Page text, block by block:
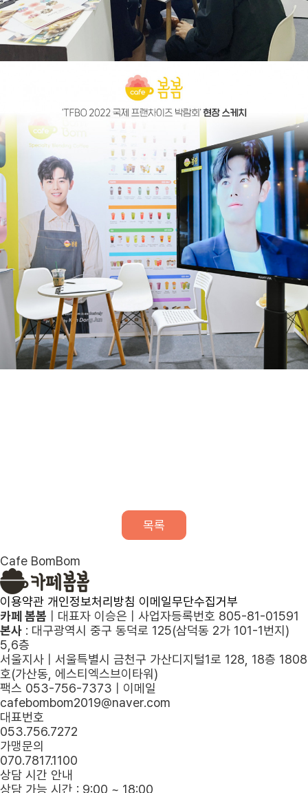
목록
Cafe BomBom
이용약관 개인정보처리방침 이메일무단수집거부
카페 봄봄
대표자 이승은
사업자등록번호 805-81-01591
본사 : 대구광역시 중구 동덕로 125(삼덕동 2가 101-1번지)
5,6층
서울지사
서울특별시 금천구 가산디지털1로 128, 18층 1808
호(가산동, 에스티엑스브이타워)
팩스 053-756-7373
이메일
cafebombom2019@naver.com
대표번호
053.756.7272
가맹문의
070.7817.1100
상담 시간 안내
상담 가능 시간 : 9:00 ~ 18:00